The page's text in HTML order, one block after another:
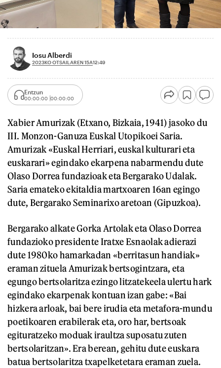
Iosu Alberdi
2023KO OTSAILAREN 15A12:49
Entzun
00:00:00 00:00:00
Xabier Amurizak (Etxano, Bizkaia, 1941) jasoko du
III. Monzon-Ganuza Euskal Utopikoei Saria.
Amurizak «Euskal Herriari, euskal kulturari eta
euskarari» egindako ekarpena nabarmendu dute
Olaso Dorrea fundazioak eta Bergarako Udalak.
Saria emateko ekitaldia martxoaren 16an egingo
dute, Bergarako Seminarixo aretoan (Gipuzkoa).
Bergarako alkate Gorka Artolak eta Olaso Dorrea
fundazioko presidente Iratxe Esnaolak adierazi
dute 1980ko hamarkadan «berritasun handiak»
eraman zituela Amurizak bertsogintzara, eta
egungo bertsolaritza ezingo litzatekeela ulertu hark
egindako ekarpenak kontuan izan gabe: «Bai
hizkera arloak, bai bere irudia eta metafora-mundu
poetikoaren erabilerak eta, oro har, bertsoak
egituratzeko moduak iraultza suposatu zuten
bertsolaritzan». Era berean, gehitu dute euskara
batua bertsolaritza txapelketetara eraman zuela.